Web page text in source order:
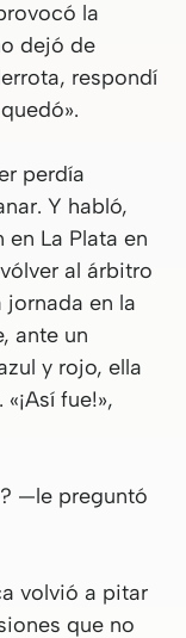
la
dejó de
respondí
perdía
Y habló,
La Plata en
al árbitro
jornada en la
ante un
y rojo, ella
fue!»,
—le preguntó
volvió a pitar
que no